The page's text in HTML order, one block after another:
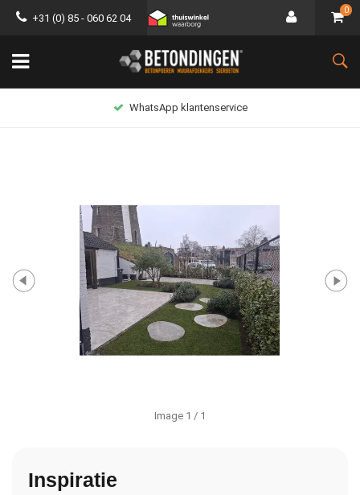
+31 (0) 85 - 060 62 04
0
WhatsApp klantenservice
Image 1 / 1
Inspiratie